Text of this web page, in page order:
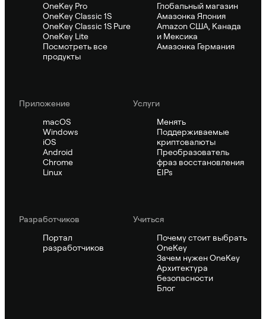
OneKey Pro
OneKey Classic 1S
OneKey Classic 1S Pure
OneKey Lite
Посмотреть все
продукты
Глобальный магазин
Амазонка Япония
Amazon США, Канада
и Мексика
Амазонка Германия
Приложение
macOS
Windows
iOS
Android
Chrome
Linux
Услуги
Менять
Поддерживаемые
криптовалюты
Преобразователь
фраз восстановления
EIPs
Pазработчиков
Портал
разработчиков
Учиться
Почему стоит выбрать
OneKey
Зачем нужен OneKey
Архитектура
безопасности
Блог